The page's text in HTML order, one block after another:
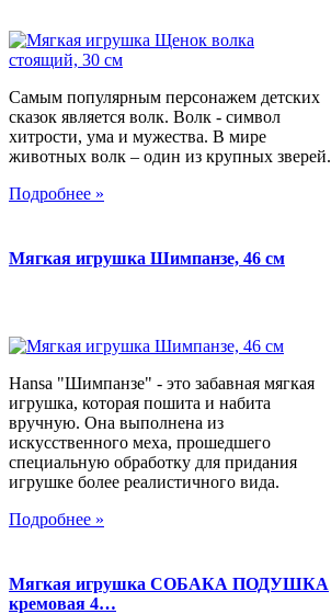
Самым популярным персонажем детских
сказок является волк. Волк - символ
хитрости, ума и мужества. В мире
животных волк – один из крупных зверей.
Подробнее »
Мягкая игрушка Шимпанзе, 46 см
Hansa "Шимпанзе" - это забавная мягкая
игрушка, которая пошита и набита
вручную. Она выполнена из
искусственного меха, прошедшего
специальную обработку для придания
игрушке более реалистичного вида.
Подробнее »
Мягкая игрушка СОБАКА ПОДУШКА
кремовая 4…